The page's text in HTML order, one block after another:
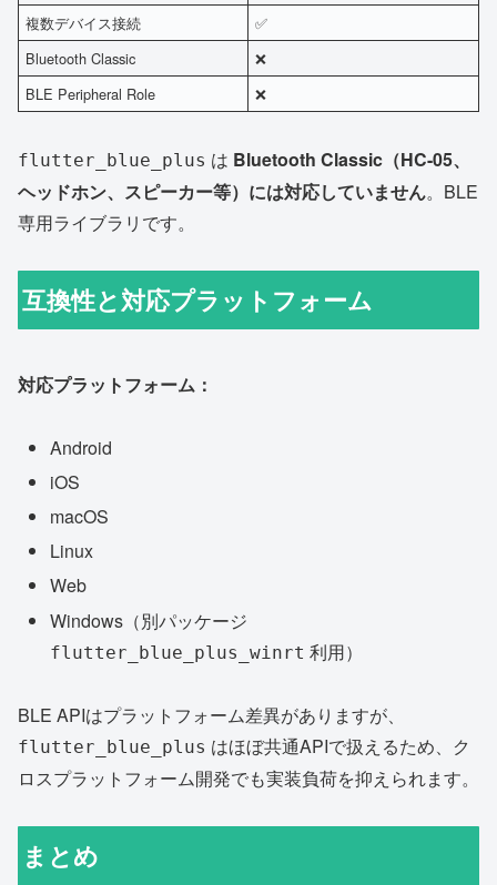
複数デバイス接続
✅
Bluetooth Classic
❌
BLE Peripheral Role
❌
flutter_blue_plus は Bluetooth Classic（HC-05、
ヘッドホン、スピーカー等）には対応していません。BLE
専用ライブラリです。
互換性と対応プラットフォーム
対応プラットフォーム：
Android
iOS
macOS
Linux
Web
Windows（別パッケージ
flutter_blue_plus_winrt 利用）
BLE APIはプラットフォーム差異がありますが、
flutter_blue_plus はほぼ共通APIで扱えるため、ク
ロスプラットフォーム開発でも実装負荷を抑えられます。
まとめ